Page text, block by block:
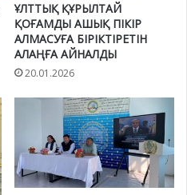
ҰЛТТЫҚ ҚҰРЫЛТАЙ
ҚОҒАМДЫ АШЫҚ ПІКІР
АЛМАСУҒА БІРІКТІРЕТІН
АЛАҢҒА АЙНАЛДЫ
20.01.2026